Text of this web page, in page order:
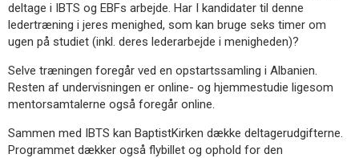
deltage i IBTS og EBFs arbejde. Har I kandidater til denne
ledertræning i jeres menighed, som kan bruge seks timer om
ugen på studiet (inkl. deres lederarbejde i menigheden)?
Selve træningen foregår ved en opstartssamling i Albanien.
Resten af undervisningen er online- og hjemmestudie ligesom
mentorsamtalerne også foregår online.
Sammen med IBTS kan BaptistKirken dække deltagerudgifterne.
Programmet dækker også flybillet og ophold for den